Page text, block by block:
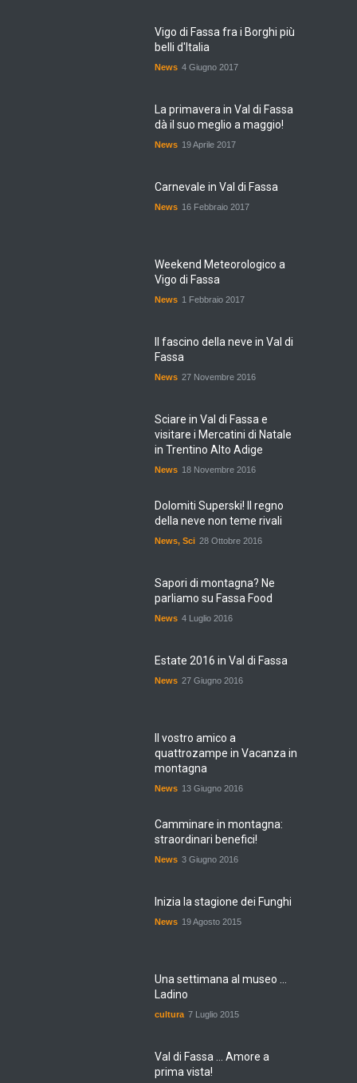
Vigo di Fassa fra i Borghi più
belli d'Italia
News 4 Giugno 2017
La primavera in Val di Fassa
dà il suo meglio a maggio!
News 19 Aprile 2017
Carnevale in Val di Fassa
News 16 Febbraio 2017
Weekend Meteorologico a
Vigo di Fassa
News 1 Febbraio 2017
Il fascino della neve in Val di
Fassa
News 27 Novembre 2016
Sciare in Val di Fassa e
visitare i Mercatini di Natale
in Trentino Alto Adige
News 18 Novembre 2016
Dolomiti Superski! Il regno
della neve non teme rivali
News, Sci 28 Ottobre 2016
Sapori di montagna? Ne
parliamo su Fassa Food
News 4 Luglio 2016
Estate 2016 in Val di Fassa
News 27 Giugno 2016
Il vostro amico a
quattrozampe in Vacanza in
montagna
News 13 Giugno 2016
Camminare in montagna:
straordinari benefici!
News 3 Giugno 2016
Inizia la stagione dei Funghi
News 19 Agosto 2015
Una settimana al museo ...
Ladino
cultura 7 Luglio 2015
Val di Fassa ... Amore a
prima vista!